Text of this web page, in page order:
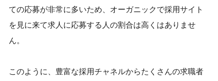
ての応募が非常に多いため、オーガニックで採用サイト
を見に来て求人に応募する人の割合は高くはありませ
ん。
このように、豊富な採用チャネルからたくさんの求職者